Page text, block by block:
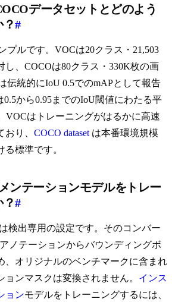
データセットとどのよう
？#
プルです。VOCは20クラス・21,503
し、COCOは80クラス・330K枚の画
伝統的にIoU 0.5でのmAPとして報告
0.5から0.95までのIoU閾値にわたる平
VOCはトレーニングがはるかに高速
り、 COCO dataset は本番環境規模
標準です。
ンテーションモデルをトレー
？#
は検出専用の設定です。そのコンバー
ノテーションからバウンディングボ
、オリジナルのベンチマークに含まれ
ンマスクは変換されません。 インス
ョンモデルをトレーニングするには、